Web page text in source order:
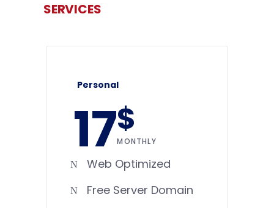
SERVICES
Personal
17$
MONTHLY
Web Optimized
Free Server Domain